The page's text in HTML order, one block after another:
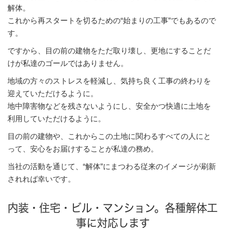
解体。
これから再スタートを切るための“始まりの工事”でもあるので
す。
ですから、目の前の建物をただ取り壊し、更地にすることだ
けが私達のゴールではありません。
地域の方々のストレスを軽減し、気持ち良く工事の終わりを
迎えていただけるように。
地中障害物などを残さないようにし、安全かつ快適に土地を
利用していただけるように。
目の前の建物や、これからこの土地に関わるすべての人にと
って、安心をお届けすることが私達の務め。
当社の活動を通じて、“解体”にまつわる従来のイメージが刷新
されれば幸いです。
内装・住宅・ビル・マンション。各種解体工
事に対応します